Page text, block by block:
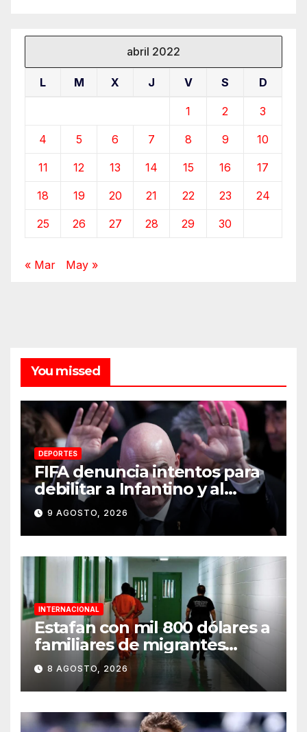
abril 2022
L M X J V S D
1 2 3
4 5 6 7 8 9 10
11 12 13 14 15 16 17
18 19 20 21 22 23 24
25 26 27 28 29 30
« Mar May »
You missed
DEPORTES
FIFA denuncia intentos para
debilitar a Infantino y al
propio organismo
9 AGOSTO, 2026
INTERNACIONAL
Estafan con mil 800 dólares a
familiares de migrantes
detenidos en Estados Unidos;
prometen liberarlos
8 AGOSTO, 2026